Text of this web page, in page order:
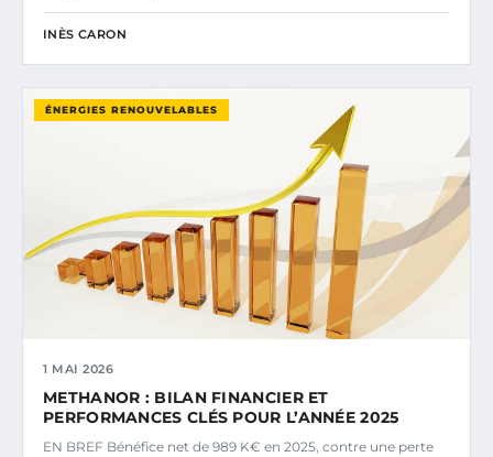
INÈS CARON
ÉNERGIES RENOUVELABLES
1 MAI 2026
METHANOR : BILAN FINANCIER ET
PERFORMANCES CLÉS POUR L’ANNÉE 2025
EN BREF Bénéfice net de 989 K€ en 2025, contre une perte